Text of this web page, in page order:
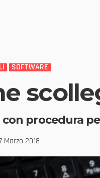
SOFTWARE
procedura
Marzo 2018